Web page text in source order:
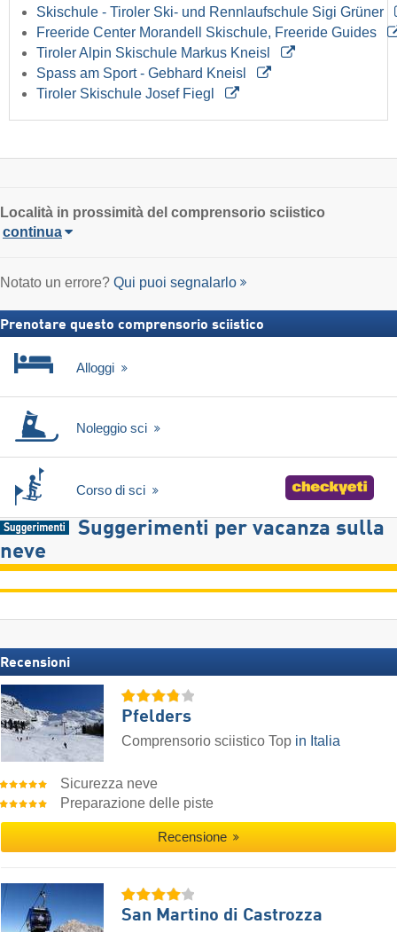
Skischule - Tiroler Ski- und Rennlaufschule Sigi Grüner
Freeride Center Morandell Skischule, Freeride Guides
Tiroler Alpin Skischule Markus Kneisl
Spass am Sport - Gebhard Kneisl
Tiroler Skischule Josef Fiegl
Località in prossimità del comprensorio sciistico
continua
Notato un errore? Qui puoi segnalarlo
Prenotare questo comprensorio sciistico
Alloggi
Noleggio sci
Corso di sci
Suggerimenti per vacanza sulla
neve
Recensioni
Pfelders
Comprensorio sciistico Top in Italia
Sicurezza neve
Preparazione delle piste
Recensione
San Martino di Castrozza